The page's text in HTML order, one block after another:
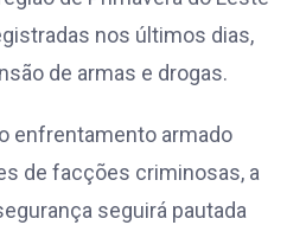
nos últimos dias,
de armas e drogas.
enfrentamento armado
de facções criminosas, a
seguirá pautada